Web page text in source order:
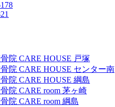
院 CARE HOUSE 戸塚
院 CARE HOUSE センター南
院 CARE HOUSE 綱島
院 CARE room 茅ヶ崎
院 CARE room 綱島